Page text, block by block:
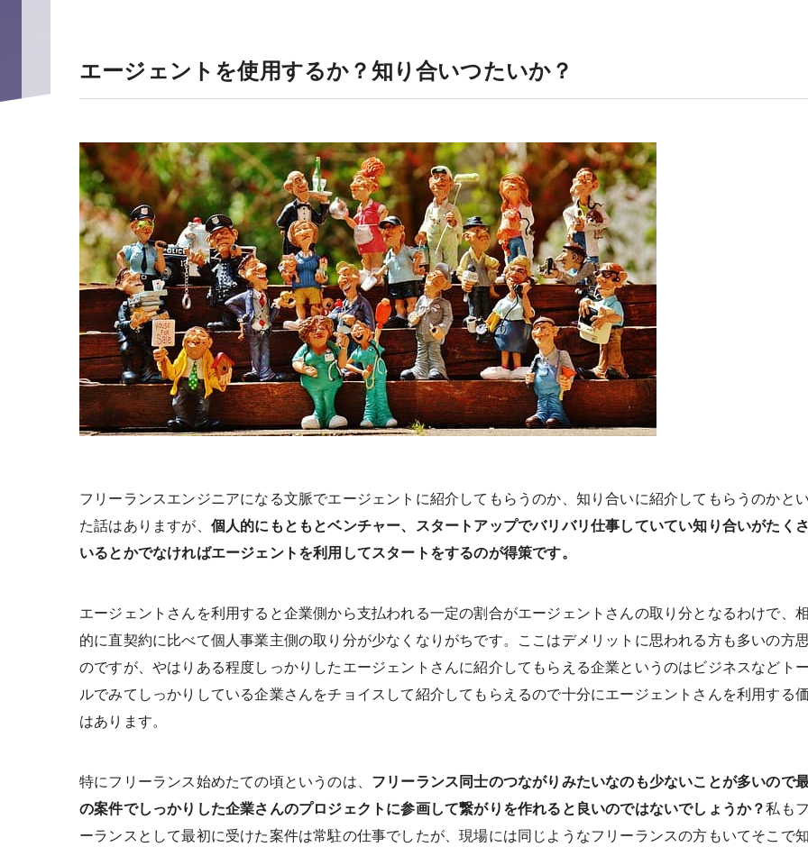
エージェントを使用するか？知り合いつたいか？
フリーランスエンジニアになる文脈でエージェントに紹介してもらうのか、知り合いに紹介してもらうのかと
た話はありますが、 個人的にもともとベンチャー、スタートアップでバリバリ仕事していてい知り合いがたく
いるとかでなければエージェントを利用してスタートをするのが得策です。
エージェントさんを利用すると企業側から支払われる一定の割合がエージェントさんの取り分となるわけで、
的に直契約に比べて個人事業主側の取り分が少なくなりがちです。ここはデメリットに思われる方も多いの方
のですが、やはりある程度しっかりしたエージェントさんに紹介してもらえる企業というのはビジネスなどト
ルでみてしっかりしている企業さんをチョイスして紹介してもらえるので十分にエージェントさんを利用する
はあります。
特にフリーランス始めたての頃というのは、 フリーランス同士のつながりみたいなのも少ないことが多いので
の案件でしっかりした企業さんのプロジェクトに参画して繋がりを作れると良いのではないでしょうか？私も
ーランスとして最初に受けた案件は常駐の仕事でしたが、現場には同じようなフリーランスの方もいてそこで